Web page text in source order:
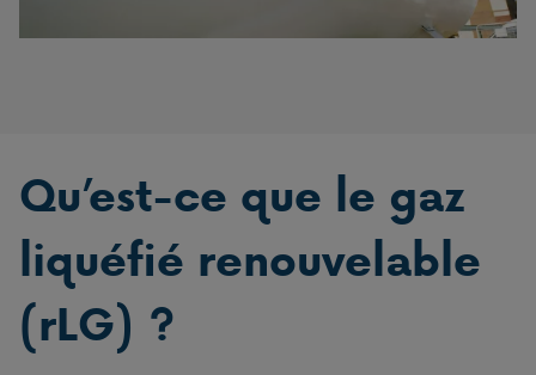
Qu’est-ce que le gaz
liquéfié renouvelable
(rLG) ?